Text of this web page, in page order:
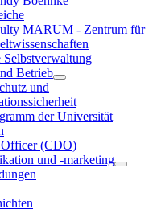
MARUM - Zentrum für
Selbstverwaltung
Betrieb
und
der Universität
(CDO)
und -marketing